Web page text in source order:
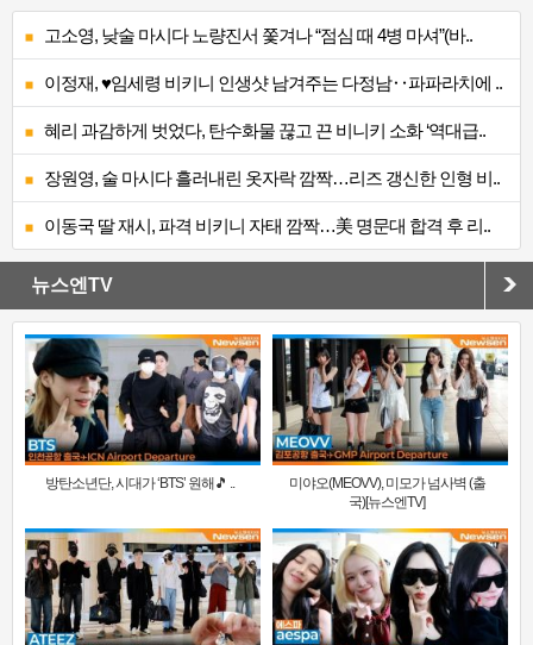
고소영, 낮술 마시다 노량진서 쫓겨나 “점심 때 4병 마셔”(바..
이정재, ♥임세령 비키니 인생샷 남겨주는 다정남‥파파라치에 ..
혜리 과감하게 벗었다, 탄수화물 끊고 끈 비니키 소화 ‘역대급..
장원영, 술 마시다 흘러내린 옷자락 깜짝…리즈 갱신한 인형 비..
이동국 딸 재시, 파격 비키니 자태 깜짝…美 명문대 합격 후 리..
뉴스엔TV
방탄소년단, 시대가 ‘BTS’ 원해🎵 ..
미야오(MEOVV), 미모가 넘사벽 (출
국)[뉴스엔TV]